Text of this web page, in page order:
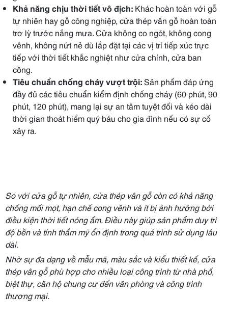
Khả năng chịu thời tiết vô địch: Khác hoàn toàn với gỗ
tự nhiên hay gỗ công nghiệp, cửa thép vân gỗ hoàn toàn
trơ lỳ trước nắng mưa. Cửa không co ngót, không cong
vênh, không nứt nẻ dù lắp đặt tại các vị trí tiếp xúc trực
tiếp với thời tiết khắc nghiệt như cửa chính, cửa ban
công.
Tiêu chuẩn chống cháy vượt trội:Sản phẩm đáp ứng
đầy đủ các tiêu chuẩn kiểm định chống cháy (60 phút, 90
phút, 120 phút), mang lại sự an tâm tuyệt đối và kéo dài
thời gian thoát hiểm quý báu cho gia đình nếu có sự cố
xảy ra.
So với cửa gỗ tự nhiên, cửa thép vân gỗ còn có khả năng
chống mối mọt, hạn chế cong vênh và ít bị ảnh hưởng bởi
điều kiện thời tiết nóng ẩm. Điều này giúp sản phẩm duy trì
độ bền và tính thẩm mỹ ổn định trong quá trình sử dụng lâu
dài.
Nhờ sự đa dạng về mẫu mã, màu sắc và kiểu thiết kế, cửa
thép vân gỗ phù hợp cho nhiều loại công trình từ nhà phố,
biệt thự, căn hộ chung cư đến văn phòng và công trình
thương mại.